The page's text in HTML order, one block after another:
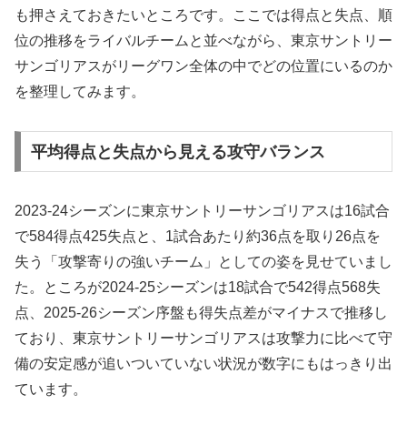
も押さえておきたいところです。ここでは得点と失点、順
位の推移をライバルチームと並べながら、東京サントリー
サンゴリアスがリーグワン全体の中でどの位置にいるのか
を整理してみます。
平均得点と失点から見える攻守バランス
2023-24シーズンに東京サントリーサンゴリアスは16試合
で584得点425失点と、1試合あたり約36点を取り26点を
失う「攻撃寄りの強いチーム」としての姿を見せていまし
た。ところが2024-25シーズンは18試合で542得点568失
点、2025-26シーズン序盤も得失点差がマイナスで推移し
ており、東京サントリーサンゴリアスは攻撃力に比べて守
備の安定感が追いついていない状況が数字にもはっきり出
ています。